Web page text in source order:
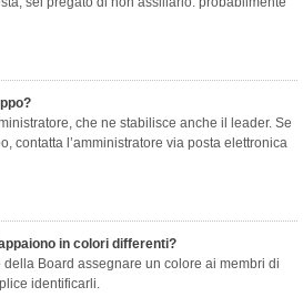
che ne stabilisce anche il leader. Se
contatta l’amministratore via posta elettronica
in colori differenti?
della Board assegnare un colore ai membri di
identificarli.